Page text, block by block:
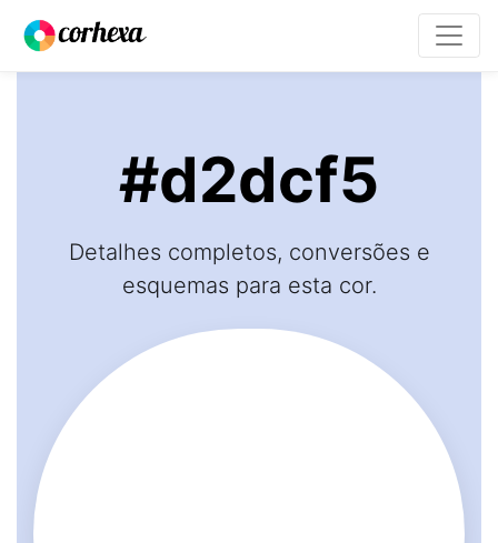
#d2dcf5
Detalhes completos, conversões e
esquemas para esta cor.